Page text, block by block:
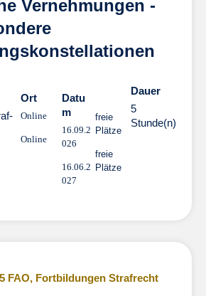
Vernehmungen -
Ort
Online
Online
Datu
m
16.09.2
026
16.06.2
027
freie
Plätze
freie
Plätze
Dauer
5
Stunde(n)
FAO, Fortbildungen Strafrecht